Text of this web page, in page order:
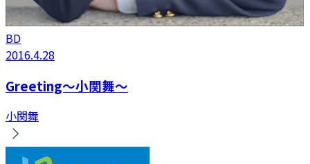
BD
2016.4.28
Greeting〜小関舞〜
小関舞